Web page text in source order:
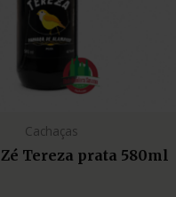
Cachaças
Tereza prata 580ml